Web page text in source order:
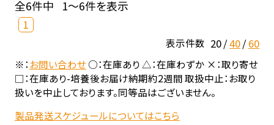
全6件中 1～6件を表示
1
表示件数 20 40 60
※：お問い合わせ○：在庫あり △：在庫わずか ×：取り寄せ
□：在庫あり-培養後お届け納期約2週間 取扱中止：お取り
扱いを中止しております。同等品はございません。
製品発送スケジュールについてはこちら